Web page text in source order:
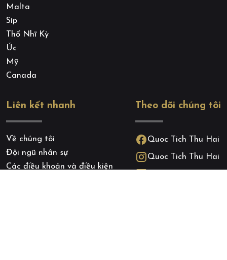
Malta
Síp
Thổ Nhĩ Kỳ
Úc
Mỹ
Canada
Liên kết nhanh
Về chúng tôi
Đội ngũ nhân sự
Các điều khoản và điều kiện
Theo dõi chúng tôi
Quoc Tich Thu Hai
Quoc Tich Thu Hai